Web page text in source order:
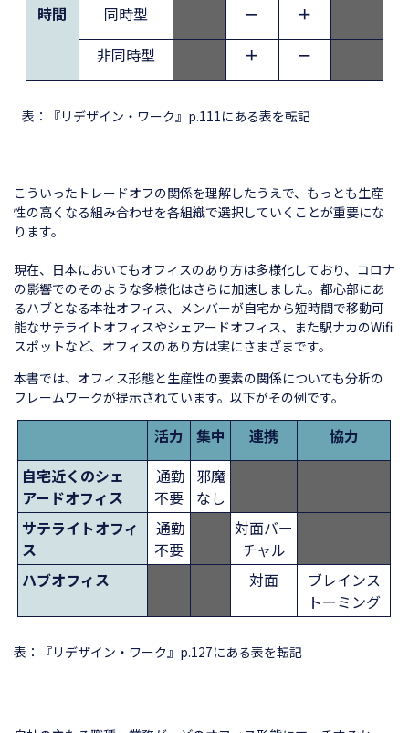
時間
同時型 －
＋
非同時型
＋ －
表：『リデザイン・ワーク』p.111にある表を転記
こういったトレードオフの関係を理解したうえで、もっとも生産
性の高くなる組み合わせを各組織で選択していくことが重要にな
ります。
現在、日本においてもオフィスのあり方は多様化しており、コロナ
の影響でのそのような多様化はさらに加速しました。都心部にあ
るハブとなる本社オフィス、メンバーが自宅から短時間で移動可
能なサテライトオフィスやシェアードオフィス、また駅ナカのWifi
スポットなど、オフィスのあり方は実にさまざまです。
本書では、オフィス形態と生産性の要素の関係についても分析の
フレームワークが提示されています。以下がその例です。
活力 集中 連携
協力
自宅近くのシェ
アードオフィス
通勤
不要
邪魔
なし
サテライトオフィ
ス
通勤
不要
対面バー
チャル
ハブオフィス
対面
ブレインス
トーミング
表：『リデザイン・ワーク』p.127にある表を転記